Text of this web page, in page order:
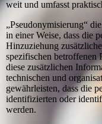
weit und umfasst
„Pseudonymisierung“
in einer Weise, dass die
Hinzuziehung
spezifischen betroffenen
diese zusätzlichen
technischen und
gewährleisten, dass die
identifizierten oder
werden.